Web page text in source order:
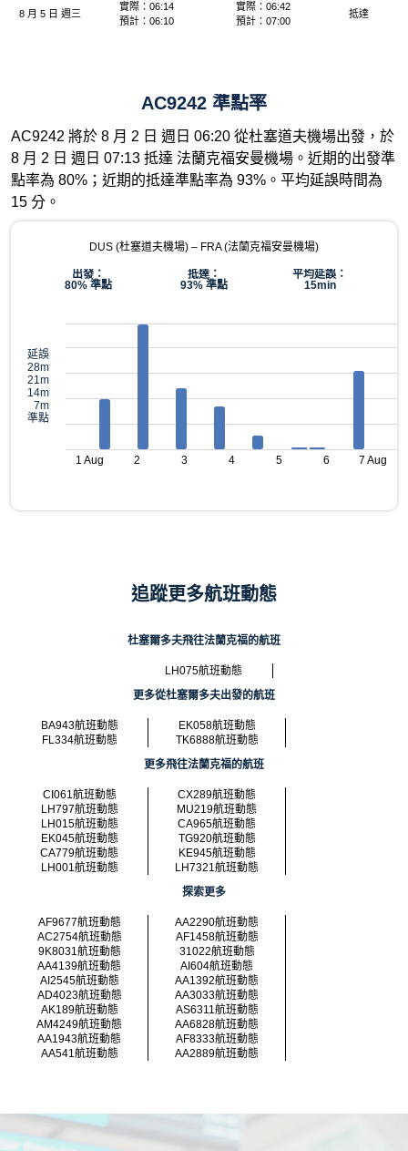
8 月 5 日 週三
實際：06:14
預計：06:10
實際：06:42
預計：07:00
抵達
AC9242 準點率
AC9242 將於 8 月 2 日 週日 06:20 從杜塞道夫機場出發，於
8 月 2 日 週日 07:13 抵達 法蘭克福安曼機場。近期的出發準
點率為 80%；近期的抵達準點率為 93%。平均延誤時間為
15 分。
DUS (杜塞道夫機場) – FRA (法蘭克福安曼機場)
出發：
80% 準點
抵達：
93% 準點
平均延誤：
15min
延誤
28m
21m
14m
7m
準點
1 Aug 2 3 4 5 6 7 Aug
追蹤更多航班動態
杜塞爾多夫飛往法蘭克福的航班
LH075航班動態
更多從杜塞爾多夫出發的航班
BA943航班動態
EK058航班動態
FL334航班動態
TK6888航班動態
更多飛往法蘭克福的航班
CI061航班動態
CX289航班動態
LH797航班動態
MU219航班動態
LH015航班動態
CA965航班動態
EK045航班動態
TG920航班動態
CA779航班動態
KE945航班動態
LH001航班動態
LH7321航班動態
探索更多
AF9677航班動態
AA2290航班動態
AC2754航班動態
AF1458航班動態
9K8031航班動態
31022航班動態
AA4139航班動態
AI604航班動態
AI2545航班動態
AA1392航班動態
AD4023航班動態
AA3033航班動態
AK189航班動態
AS6311航班動態
AM4249航班動態
AA6828航班動態
AA1943航班動態
AF8333航班動態
AA541航班動態
AA2889航班動態